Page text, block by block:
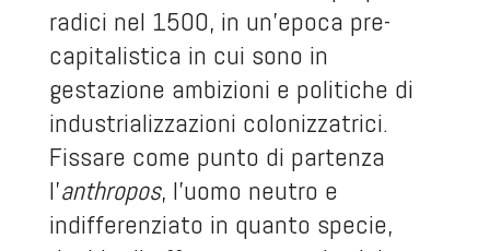
radici nel 1500, in un’epoca pre-
capitalistica in cui sono in
gestazione ambizioni e politiche di
industrializzazioni colonizzatrici.
Fissare come punto di partenza
l’anthropos, l’uomo neutro e
indifferenziato in quanto specie,